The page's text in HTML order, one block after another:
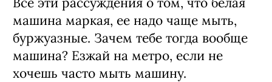
машина маркая, ее надо чаще мыть,
буржуазные. Зачем тебе тогда вообще
машина? Езжай на метро, если не
хочешь часто мыть машину.